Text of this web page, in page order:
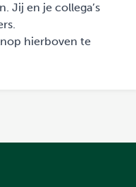
Jij en je collega’s
hierboven te